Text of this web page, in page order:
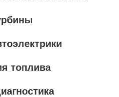
топлива